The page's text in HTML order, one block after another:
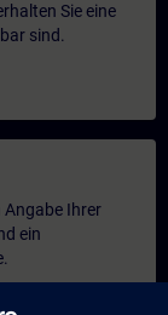
Sie eine
sind.
Angabe Ihrer
ein